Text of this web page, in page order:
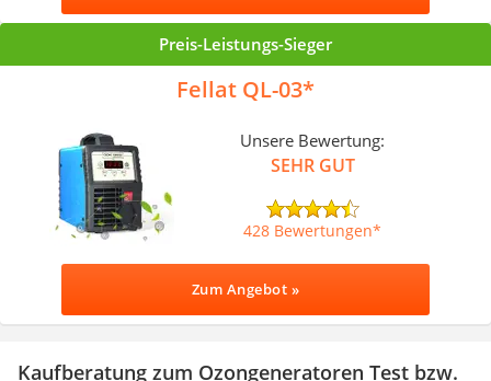
Preis-Leistungs-Sieger
Fellat ‎QL-03
Unsere Bewertung:
SEHR GUT
428 Bewertungen
Zum Angebot »
Kaufberatung zum Ozongeneratoren Test bzw.